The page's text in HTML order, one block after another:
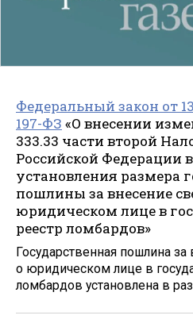
Федеральный закон от
197-ФЗ «О внесении
333.33 части второй
Российской Федерации
установления размера
пошлины за внесение
юридическом лице в
реестр ломбардов»
Государственная пошлина
о юридическом лице в
ломбардов установлена в